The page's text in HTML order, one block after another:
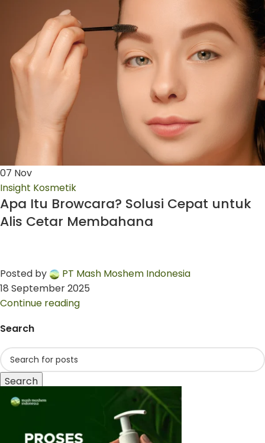
07 Nov
Insight Kosmetik
Apa Itu Browcara? Solusi Cepat untuk
Alis Cetar Membahana
Posted by
PT Mash Moshem Indonesia
18 September 2025
Continue reading
Search
Search